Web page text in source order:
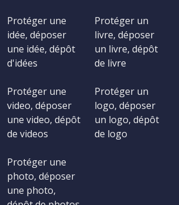
Protéger une
idée, déposer
une idée, dépôt
d'idées
Protéger une
video, déposer
une video, dépôt
de videos
Protéger une
photo, déposer
une photo,
Protéger un
livre, déposer
un livre, dépôt
de livre
Protéger un
logo, déposer
un logo, dépôt
de logo